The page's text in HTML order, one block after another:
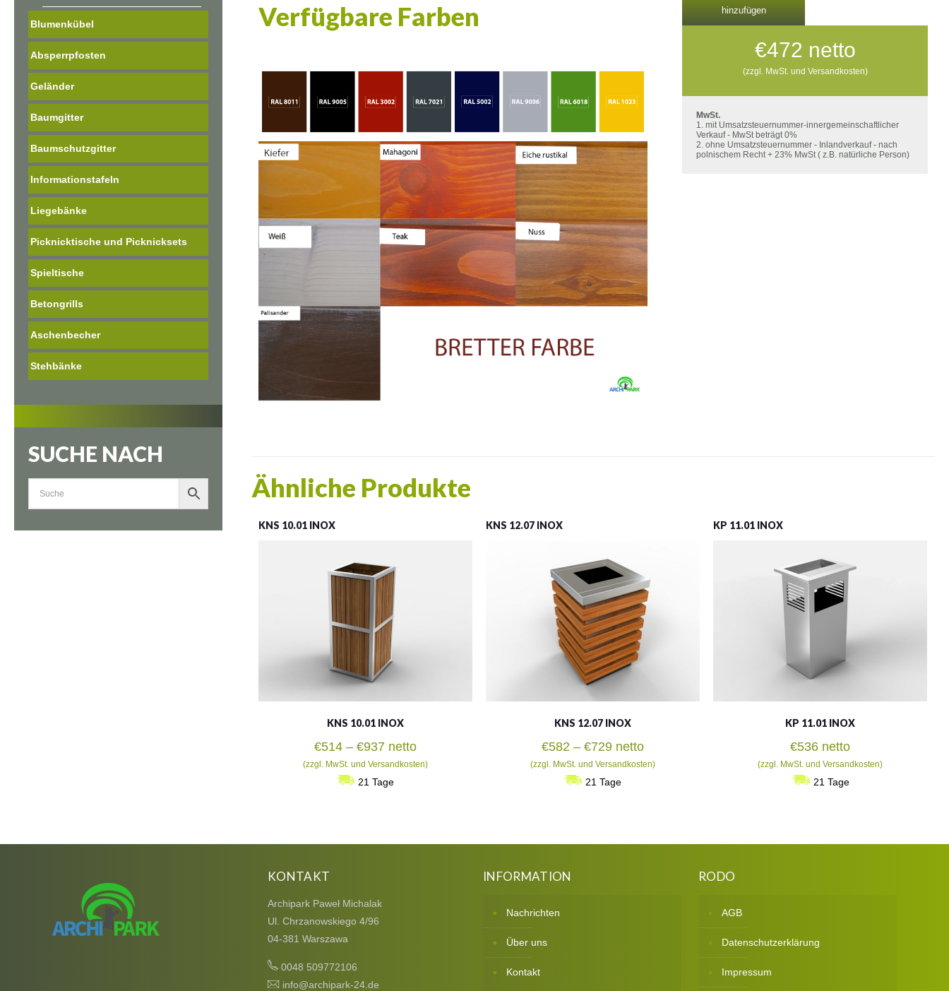
Verfügbare Farben
hinzufügen
€472 netto
(zzgl. MwSt. und Versandkosten)
MwSt.
1. mit Umsatzsteuernummer-innergemeinschaftlicher
Verkauf - MwSt beträgt 0%
2. ohne Umsatzsteuernummer - Inlandverkauf - nach
polnischem Recht + 23% MwSt ( z.B. natürliche Person)
Ähnliche Produkte
KNS 10.01 INOX
KNS 10.01 INOX
€514 – €937Preisspanne:
€514
bis
netto
(zzgl. MwSt. und Versandkosten)
21 Tage
KNS 12.07 INOX
KNS 12.07 INOX
€582 – €729Preisspanne:
€582
bis
netto
(zzgl. MwSt. und Versandkosten)
21 Tage
KP 11.01 INOX
KP 11.01 INOX
€536 netto
(zzgl. MwSt. und Versandkosten)
21 Tage
Blumenkübel
Absperrpfosten
Geländer
Baumgitter
Baumschutzgitter
Informationstafeln
Liegebänke
Picknicktische und Picknicksets
Spieltische
Betongrills
Aschenbecher
Stehbänke
SUCHE NACH
KONTAKT
Archipark Paweł Michalak
Ul. Chrzanowskiego 4/96
04-381 Warszawa
0048 509772106
info@archipark-24.de
INFORMATION
Nachrichten
Über uns
Kontakt
RODO
AGB
Datenschutzerklärung
Impressum